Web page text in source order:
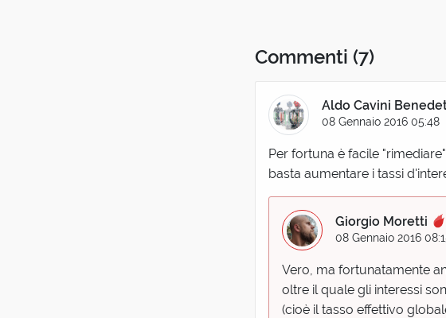
Commenti (7)
Aldo Cavini
08 Gennaio 2016 05:48
Per fortuna è facile
basta aumentare i tassi
Giorgio Moretti
08 Gennaio 2016
Vero, ma fortunatamente
oltre il quale gli interessi
(cioè il tasso effettivo